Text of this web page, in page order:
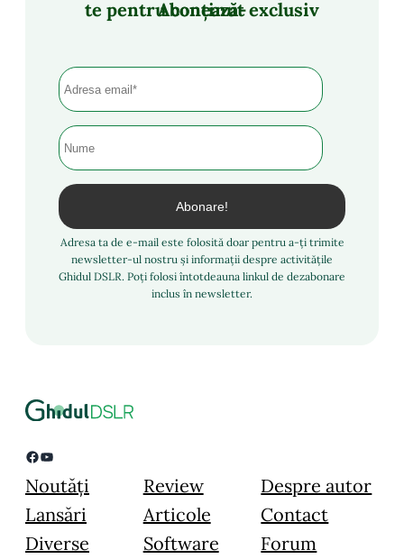
Abonează-te pentru conținut exclusiv
Adresa ta de e-mail este folosită doar pentru a-ți trimite
newsletter-ul nostru și informații despre activitățile
Ghidul DSLR. Poți folosi întotdeauna linkul de dezabonare
inclus în newsletter.
Facebook YouTube
Noutăți
Lansări
Diverse
Review
Articole
Software
Despre autor
Contact
Forum